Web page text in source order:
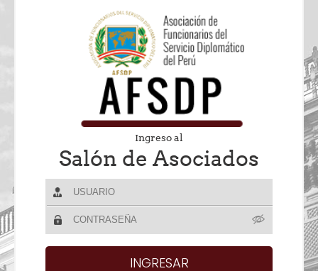
Ingreso al
Salón de Asociados